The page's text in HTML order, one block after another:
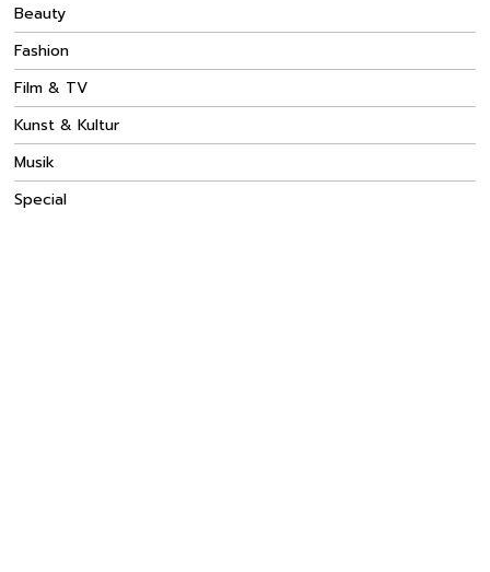
Beauty
Fashion
Film & TV
Kunst & Kultur
Musik
Special